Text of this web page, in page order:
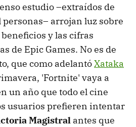
estudio –extraídos de
arrojan luz sobre
y las cifras
de Epic Games. No es de
que como adelantóXataka
'Fortnite' vaya a
un año que todo el cine
usuarios prefieren intentar
Magistral antes que